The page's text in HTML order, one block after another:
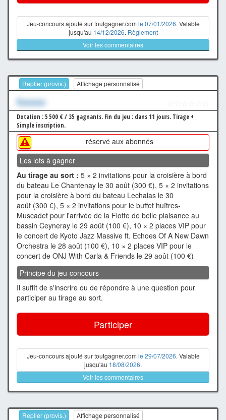
Jeu-concours ajouté sur toutgagner.com le 07/01/2026. Valable
jusqu'au 14/12/2026. Règlement
Voir les commentaires
Replier (provis.) Affichage personnalisé
Xxxxxxx
Dotation : 5 500 € / 35 gagnants. Fin du jeu : dans 11 jours. Tirage +
Simple inscription.
réservé aux abonnés
Les lots à gagner
Au tirage au sort : 5 × 2 invitations pour la croisière à bord
du bateau Le Chantenay le 30 août (300 €), 5 × 2 invitations
pour la croisière à bord du bateau Lechalas le 30
août (300 €), 5 × 2 invitations pour le buffet huîtres-
Muscadet pour l'arrivée de la Flotte de belle plaisance au
bassin Ceyneray le 29 août (100 €), 10 × 2 places VIP pour
le concert de Kyoto Jazz Massive ft. Echoes Of A New Dawn
Orchestra le 28 août (100 €), 10 × 2 places VIP pour le
concert de ONJ With Carla & Friends le 29 août (100 €)
Principe du jeu-concours
Il suffit de s'inscrire ou de répondre à une question pour
participer au tirage au sort.
Participer
Jeu-concours ajouté sur toutgagner.com le 29/07/2026. Valable
jusqu'au 18/08/2026.
Voir les commentaires
Replier (provis.) Affichage personnalisé